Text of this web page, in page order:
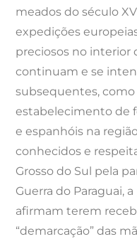
meados do século
expedições
preciosos no interior
continuam e se
subsequentes,
estabelecimento de
e espanhóis na
conhecidos e
Grosso do Sul pela
Guerra do Paraguai,
afirmam terem
“demarcação” das